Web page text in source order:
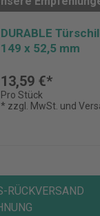
DURABLE
149 x 52,5 mm
13,59 €*
Pro Stück
* zzgl. MwSt. und
RÜCKVERSAND